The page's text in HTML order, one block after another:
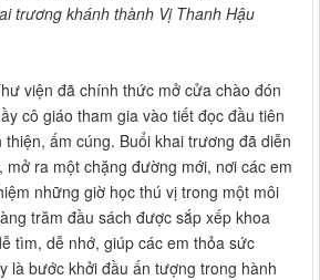
trương khánh thành Vị Thanh Hậu
viện đã chính thức mở cửa chào đón
cô giáo tham gia vào tiết đọc đầu tiên
ấm cúng. Buổi khai trương đã diễn
mở ra một chặng đường mới, nơi các em
những giờ học thú vị trong một môi
trăm đầu sách được sắp xếp khoa
tìm, dễ nhớ, giúp các em thỏa sức
là bước khởi đầu ấn tượng trong hành